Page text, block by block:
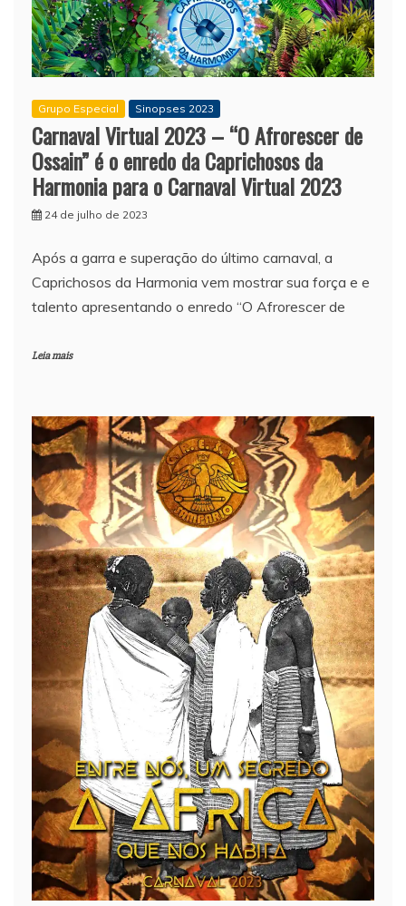
Grupo Especial Sinopses 2023
Carnaval Virtual 2023 – “O Afrorescer de
Ossain” é o enredo da Caprichosos da
Harmonia para o Carnaval Virtual 2023
24 de julho de 2023
Após a garra e superação do último carnaval, a
Caprichosos da Harmonia vem mostrar sua força e e
talento apresentando o enredo “O Afrorescer de
Leia mais